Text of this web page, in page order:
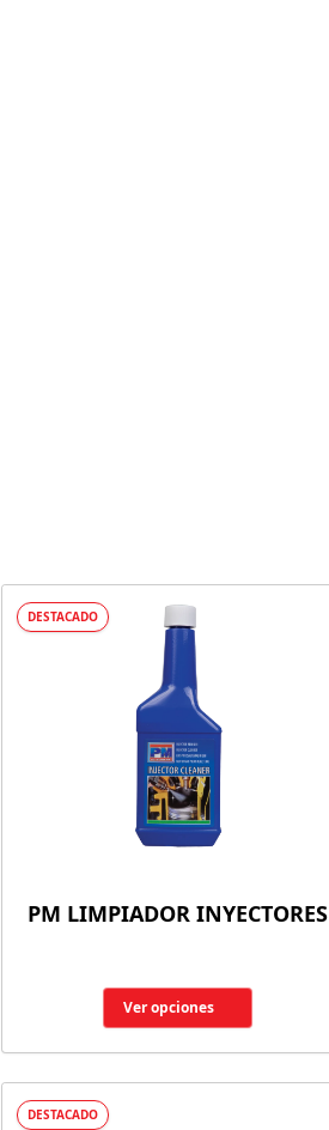
DESTACADO
PM LIMPIADOR INYECTORES
Ver opciones
DESTACADO